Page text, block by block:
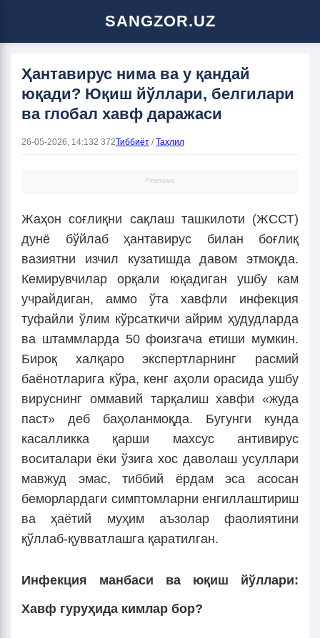
SANGZOR.UZ
Ҳантавирус нима ва у қандай
юқади? Юқиш йўллари, белгилари
ва глобал хавф даражаси
26-05-2026, 14:132 372Тиббиёт /Таҳлил
Реклама
Жаҳон соғлиқни сақлаш ташкилоти (ЖССТ)
дунё бўйлаб ҳантавирус билан боғлиқ
вазиятни изчил кузатишда давом этмоқда.
Кемирувчилар орқали юқадиган ушбу кам
учрайдиган, аммо ўта хавфли инфекция
туфайли ўлим кўрсаткичи айрим ҳудудларда
ва штаммларда 50 фоизгача етиши мумкин.
Бироқ халқаро экспертларнинг расмий
баёнотларига кўра, кенг аҳоли орасида ушбу
вируснинг оммавий тарқалиш хавфи «жуда
паст» деб баҳоланмоқда. Бугунги кунда
касалликка қарши махсус антивирус
воситалари ёки ўзига хос даволаш усуллари
мавжуд эмас, тиббий ёрдам эса асосан
беморлардаги симптомларни енгиллаштириш
ва ҳаётий муҳим аъзолар фаолиятини
қўллаб-қувватлашга қаратилган.
Инфекция манбаси ва юқиш йўллари:
Хавф гуруҳида кимлар бор?